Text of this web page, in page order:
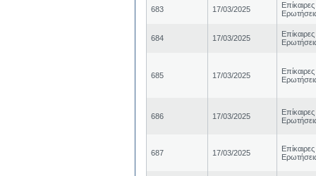
683 17/03/2025
Επίκαιρες
684 17/03/2025
Επίκαιρες
685 17/03/2025
Επίκαιρες
686 17/03/2025
Επίκαιρες
687 17/03/2025
Επίκαιρες